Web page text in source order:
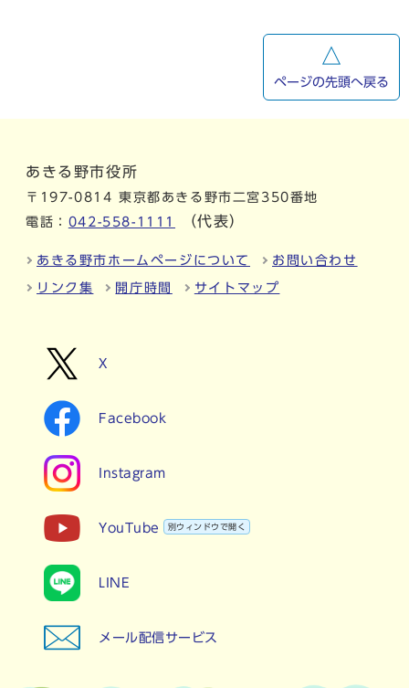
ページの先頭へ戻る
あきる野市役所
〒197-0814 東京都あきる野市二宮350番地
電話： 042-558-1111 （代表）
あきる野市ホームページについて お問い合わせ
リンク集 開庁時間 サイトマップ
X
Facebook
Instagram
YouTube 別ウィンドウで開く
LINE
メール配信サービス